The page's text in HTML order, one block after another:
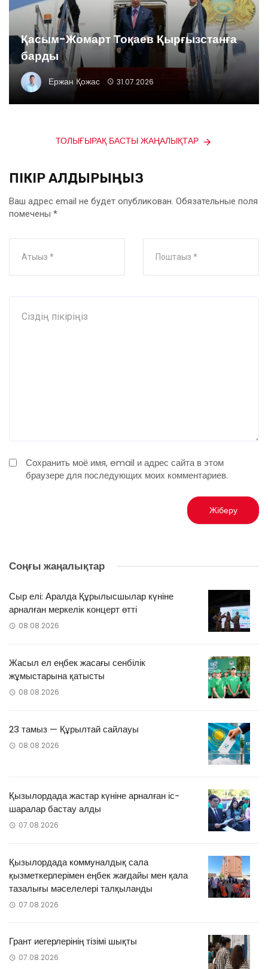
Қасым-Жомарт Тоқаев Қырғызстанға
барды
Ержан Қожас 31.07.2026
ТОЛЫҒЫРАҚ БАСТЫ ЖАҢАЛЫҚТАР
ПІКІР ҚАЛДЫРЫҢЫЗ
Ваш адрес email не будет опубликован. Обязательные поля
помечены *
Сохранить моё имя, email и адрес сайта в этом
браузере для последующих моих комментариев.
Соңғы жаңалықтар
Сыр елі: Аралда Құрылысшылар күніне
арналған меркелік концерт өтті
08.08.2026
Жасыл ел еңбек жасағы сенбілік
жұмыстарына қатысты
08.08.2026
23 тамыз — Құрылтай сайлауы
08.08.2026
Қызылордада жастар күніне арналған іс-
шаралар бастау алды
07.08.2026
Қызылордада коммуналдық сала
қызметкерлерімен еңбек жағдайы мен қала
тазалығы мәселелері талқыланды
07.08.2026
Грант иегерлерінің тізімі шықты
07.08.2026